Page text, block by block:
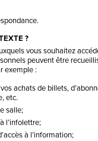
?
vous souhaitez
peuvent être
exemple :
achats de billets,
etc.
salle;
l’infolettre;
à l’information;